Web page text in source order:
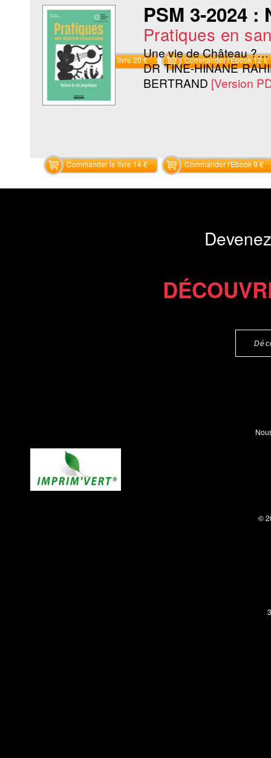
Commander le livre 20 € Commander l'Ebook 12 €
PSM 3-2024
Pratiques en
Une vie de Château ?…
DR TINE-HINANE
BERTRAND [Version
Commander le livre 14 € Commander l'Ebook 9 €
©